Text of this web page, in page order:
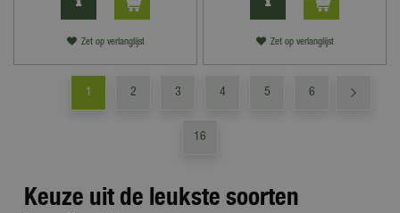
Zet op verlanglijst Zet op verlanglijst
1 2 3 4 5 6
16
Keuze uit de leukste soorten